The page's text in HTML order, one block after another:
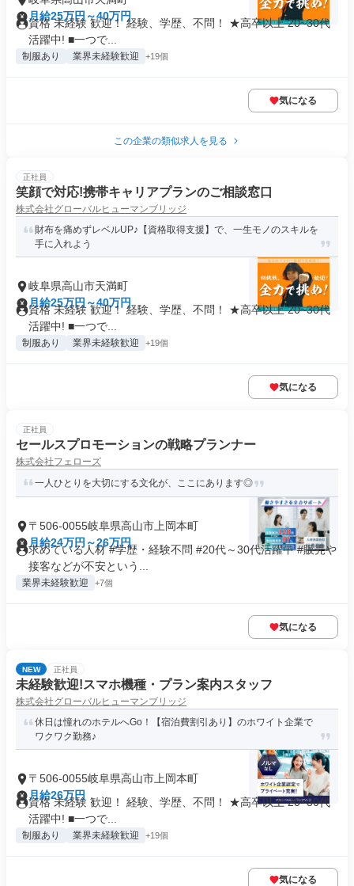
月給25万円～40万円
資格 未経験 歓迎！ 経験、学歴、不問！ ★高卒以上 20~30代
活躍中! ■一つで...
制服あり 業界未経験歓迎 +19個
気になる
この企業の類似求人を見る
正社員
笑顔で対応!携帯キャリアプランのご相談窓口
株式会社グローバルヒューマンブリッジ
財布を痛めずレベルUP♪【資格取得支援】で、一生モノのスキルを
手に入れよう
岐阜県高山市天満町
月給25万円～40万円
資格 未経験 歓迎！ 経験、学歴、不問！ ★高卒以上 20~30代
活躍中! ■一つで...
制服あり 業界未経験歓迎 +19個
気になる
正社員
セールスプロモーションの戦略プランナー
株式会社フェローズ
一人ひとりを大切にする文化が、ここにあります◎
〒506-0055岐阜県高山市上岡本町
月給24万円～26万円
求めている人材 #学歴・経験不問 #20代～30代活躍中 #販売や
接客などが不安という...
業界未経験歓迎 +7個
気になる
NEW 正社員
未経験歓迎!スマホ機種・プラン案内スタッフ
株式会社グローバルヒューマンブリッジ
休日は憧れのホテルへGo！【宿泊費割引あり】のホワイト企業で
ワクワク勤務♪
〒506-0055岐阜県高山市上岡本町
月給26万円
資格 未経験 歓迎！ 経験、学歴、不問！ ★高卒以上 20~30代
活躍中! ■一つで...
制服あり 業界未経験歓迎 +19個
気になる